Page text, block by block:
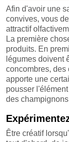
Afin d'avoir une
convives, vous
attractif
La première
produits. En
légumes doivent
concombres, des
apporte une
pousser
des
Être créatif